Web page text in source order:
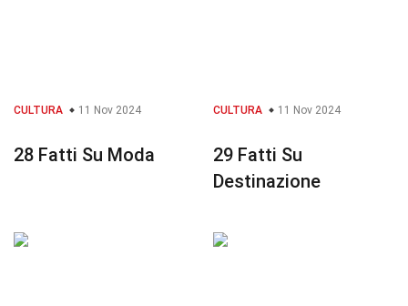
CULTURA 11 Nov 2024
28 Fatti Su Moda
CULTURA 11 Nov 2024
29 Fatti Su
Destinazione